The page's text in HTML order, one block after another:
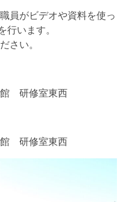
員がビデオや資料を使っ
行います。
さい。
館 研修室東西
館 研修室東西